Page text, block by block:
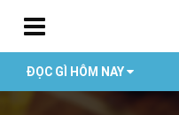
ĐỌC GÌ HÔM NAY